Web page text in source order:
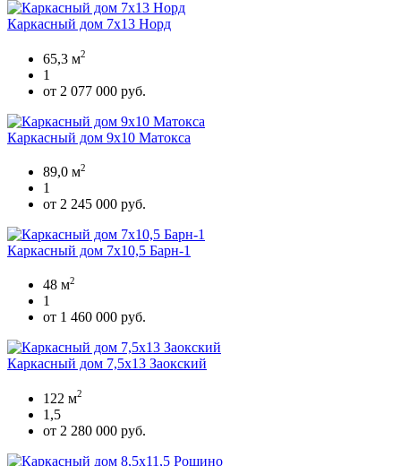
Каркасный дом 7х13 Норд
65,3 м2
1
от 2 077 000 руб.
Каркасный дом 9х10 Матокса
89,0 м2
1
от 2 245 000 руб.
Каркасный дом 7х10,5 Барн-1
48 м2
1
от 1 460 000 руб.
Каркасный дом 7,5х13 Заокский
122 м2
1,5
от 2 280 000 руб.